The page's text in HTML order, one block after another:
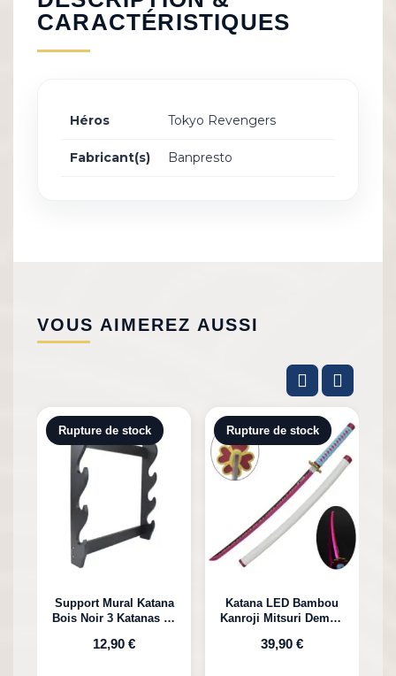
CARACTÉRISTIQUES
Héros Tokyo Revengers
Fabricant(s) Banpresto
VOUS AIMEREZ AUSSI
Rupture de stock
Support Mural Katana
Bois Noir 3 Katanas en
12,90 €
Rupture de stock
Katana LED Bambou
Kanroji Mitsuri Demon
39,90 €